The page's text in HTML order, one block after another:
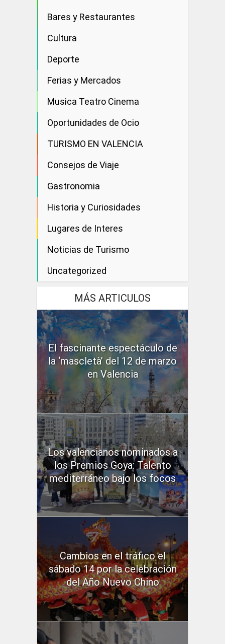
Bares y Restaurantes
Cultura
Deporte
Ferias y Mercados
Musica Teatro Cinema
Oportunidades de Ocio
TURISMO EN VALENCIA
Consejos de Viaje
Gastronomia
Historia y Curiosidades
Lugares de Interes
Noticias de Turismo
Uncategorized
MÁS ARTICULOS
El fascinante espectáculo de
la ‘mascletà’ del 12 de marzo
en Valencia
Los valencianos nominados a
los Premios Goya: Talento
mediterráneo bajo los focos
Cambios en el tráfico el
sábado 14 por la celebración
del Año Nuevo Chino